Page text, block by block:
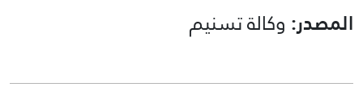
المصدر: وكالة تسنيم